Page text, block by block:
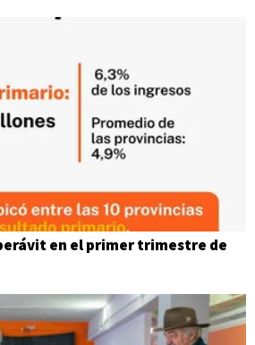
en el primer trimestre de